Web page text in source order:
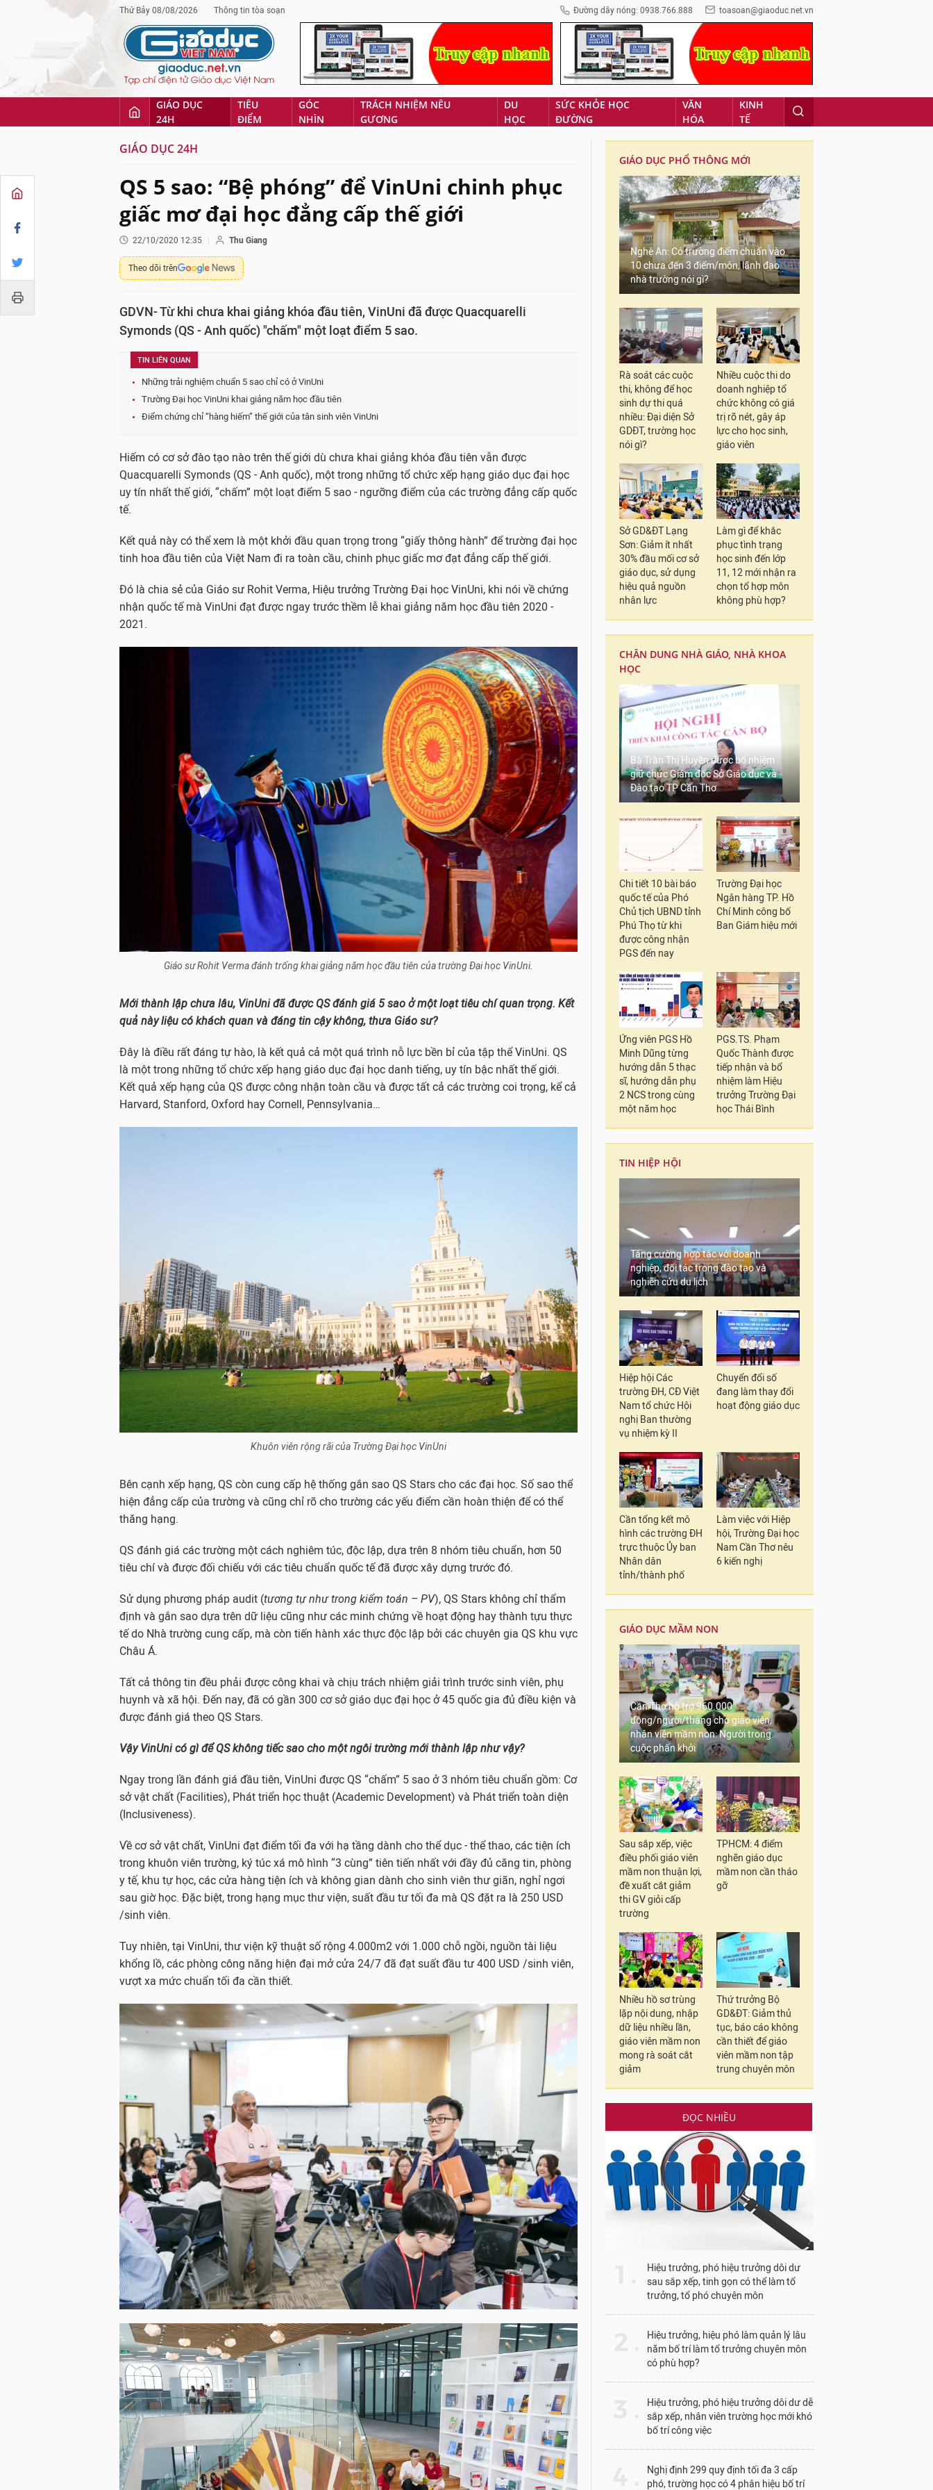
Thứ Bảy 08/08/2026 Thông tin tòa soạn Đường dây nóng: 0938.766.888 toasoan@giaoduc.net.vn
GIÁO DỤC
24H
TIÊU
ĐIỂM
GÓC
NHÌN
TRÁCH NHIỆM NÊU
GƯƠNG
DU
HỌC
SỨC KHỎE HỌC
ĐƯỜNG
VĂN
HÓA
KINH
TẾ
GIÁO DỤC 24H
QS 5 sao: “Bệ phóng” để VinUni chinh phục
giấc mơ đại học đẳng cấp thế giới
22/10/2020 12:35 Thu Giang
Theo dõi trên
GDVN- Từ khi chưa khai giảng khóa đầu tiên, VinUni đã được Quacquarelli
Symonds (QS - Anh quốc) "chấm" một loạt điểm 5 sao.
TIN LIÊN QUAN
Những trải nghiệm chuẩn 5 sao chỉ có ở VinUni
Trường Đại học VinUni khai giảng năm học đầu tiên
Điểm chứng chỉ “hàng hiếm” thế giới của tân sinh viên VinUni
Hiếm có cơ sở đào tạo nào trên thế giới dù chưa khai giảng khóa đầu tiên vẫn được
Quacquarelli Symonds (QS - Anh quốc), một trong những tổ chức xếp hạng giáo dục đại học
uy tín nhất thế giới, “chấm” một loạt điểm 5 sao - ngưỡng điểm của các trường đẳng cấp quốc
tế.
Kết quả này có thể xem là một khởi đầu quan trọng trong “giấy thông hành” để trường đại học
tinh hoa đầu tiên của Việt Nam đi ra toàn cầu, chinh phục giấc mơ đạt đẳng cấp thế giới.
Đó là chia sẻ của Giáo sư Rohit Verma, Hiệu trưởng Trường Đại học VinUni, khi nói về chứng
nhận quốc tế mà VinUni đạt được ngay trước thềm lễ khai giảng năm học đầu tiên 2020 -
2021.
Giáo sư Rohit Verma đánh trống khai giảng năm học đầu tiên của trường Đại học VinUni.
Mới thành lập chưa lâu, VinUni đã được QS đánh giá 5 sao ở một loạt tiêu chí quan trọng. Kết
quả này liệu có khách quan và đáng tin cậy không, thưa Giáo sư?
Đây là điều rất đáng tự hào, là kết quả cả một quá trình nỗ lực bền bỉ của tập thể VinUni. QS
là một trong những tổ chức xếp hạng giáo dục đại học danh tiếng, uy tín bậc nhất thế giới.
Kết quả xếp hạng của QS được công nhận toàn cầu và được tất cả các trường coi trọng, kể cả
Harvard, Stanford, Oxford hay Cornell, Pennsylvania…
Khuôn viên rộng rãi của Trường Đại học VinUni
Bên cạnh xếp hạng, QS còn cung cấp hệ thống gắn sao QS Stars cho các đại học. Số sao thể
hiện đẳng cấp của trường và cũng chỉ rõ cho trường các yếu điểm cần hoàn thiện để có thể
thăng hạng.
QS đánh giá các trường một cách nghiêm túc, độc lập, dựa trên 8 nhóm tiêu chuẩn, hơn 50
tiêu chí và được đối chiếu với các tiêu chuẩn quốc tế đã được xây dựng trước đó.
Sử dụng phương pháp audit (tương tự như trong kiểm toán – PV), QS Stars không chỉ thẩm
định và gắn sao dựa trên dữ liệu cũng như các minh chứng về hoạt động hay thành tựu thực
tế do Nhà trường cung cấp, mà còn tiến hành xác thực độc lập bởi các chuyên gia QS khu vực
Châu Á.
Tất cả thông tin đều phải được công khai và chịu trách nhiệm giải trình trước sinh viên, phụ
huynh và xã hội. Đến nay, đã có gần 300 cơ sở giáo dục đại học ở 45 quốc gia đủ điều kiện và
được đánh giá theo QS Stars.
Vậy VinUni có gì để QS không tiếc sao cho một ngôi trường mới thành lập như vậy?
Ngay trong lần đánh giá đầu tiên, VinUni được QS “chấm” 5 sao ở 3 nhóm tiêu chuẩn gồm: Cơ
sở vật chất (Facilities), Phát triển học thuật (Academic Development) và Phát triển toàn diện
(Inclusiveness).
Về cơ sở vật chất, VinUni đạt điểm tối đa với hạ tầng dành cho thể dục - thể thao, các tiện ích
trong khuôn viên trường, ký túc xá mô hình “3 cùng” tiên tiến nhất với đầy đủ căng tin, phòng
y tế, khu tự học, các cửa hàng tiện ích và không gian dành cho sinh viên thư giãn, nghỉ ngơi
sau giờ học. Đặc biệt, trong hạng mục thư viện, suất đầu tư tối đa mà QS đặt ra là 250 USD
/sinh viên.
Tuy nhiên, tại VinUni, thư viện kỹ thuật số rộng 4.000m2 với 1.000 chỗ ngồi, nguồn tài liệu
khổng lồ, các phòng công năng hiện đại mở cửa 24/7 đã đạt suất đầu tư 400 USD /sinh viên,
vượt xa mức chuẩn tối đa cần thiết.
GIÁO DỤC PHỔ THÔNG MỚI
Nghệ An: Có trường điểm chuẩn vào
10 chưa đến 3 điểm/môn, lãnh đạo
nhà trường nói gì?
Rà soát các cuộc
thi, không để học
sinh dự thi quá
nhiều: Đại diện Sở
GDĐT, trường học
nói gì?
Nhiều cuộc thi do
doanh nghiệp tổ
chức không có giá
trị rõ nét, gây áp
lực cho học sinh,
giáo viên
Sở GD&ĐT Lạng
Sơn: Giảm ít nhất
30% đầu mối cơ sở
giáo dục, sử dụng
hiệu quả nguồn
nhân lực
Làm gì để khắc
phục tình trạng
học sinh đến lớp
11, 12 mới nhận ra
chọn tổ hợp môn
không phù hợp?
CHÂN DUNG NHÀ GIÁO, NHÀ KHOA
HỌC
Bà Trần Thị Huyền được bổ nhiệm
giữ chức Giám đốc Sở Giáo dục và
Đào tạo TP Cần Thơ
Chi tiết 10 bài báo
quốc tế của Phó
Chủ tịch UBND tỉnh
Phú Thọ từ khi
được công nhận
PGS đến nay
Trường Đại học
Ngân hàng TP. Hồ
Chí Minh công bố
Ban Giám hiệu mới
Ứng viên PGS Hồ
Minh Dũng từng
hướng dẫn 5 thạc
sĩ, hướng dẫn phụ
2 NCS trong cùng
một năm học
PGS.TS. Phạm
Quốc Thành được
tiếp nhận và bổ
nhiệm làm Hiệu
trưởng Trường Đại
học Thái Bình
TIN HIỆP HỘI
Tăng cường hợp tác với doanh
nghiệp, đối tác trong đào tạo và
nghiên cứu du lịch
Hiệp hội Các
trường ĐH, CĐ Việt
Nam tổ chức Hội
nghị Ban thường
vụ nhiệm kỳ II
Chuyển đổi số
đang làm thay đổi
hoạt động giáo dục
Cần tổng kết mô
hình các trường ĐH
trực thuộc Ủy ban
Nhân dân
tỉnh/thành phố
Làm việc với Hiệp
hội, Trường Đại học
Nam Cần Thơ nêu
6 kiến nghị
GIÁO DỤC MẦM NON
Cần Thơ hỗ trợ 960.000
đồng/người/tháng cho giáo viên,
nhân viên mầm non: Người trong
cuộc phấn khởi
Sau sắp xếp, việc
điều phối giáo viên
mầm non thuận lợi,
đề xuất cắt giảm
thi GV giỏi cấp
trường
TPHCM: 4 điểm
nghẽn giáo dục
mầm non cần tháo
gỡ
Nhiều hồ sơ trùng
lặp nội dung, nhập
dữ liệu nhiều lần,
giáo viên mầm non
mong rà soát cắt
giảm
Thứ trưởng Bộ
GD&ĐT: Giảm thủ
tục, báo cáo không
cần thiết để giáo
viên mầm non tập
trung chuyên môn
ĐỌC NHIỀU
Hiệu trưởng, phó hiệu trưởng dôi dư
sau sắp xếp, tinh gọn có thể làm tổ
trưởng, tổ phó chuyên môn
Hiệu trưởng, hiệu phó làm quản lý lâu
năm bố trí làm tổ trưởng chuyên môn
có phù hợp?
Hiệu trưởng, phó hiệu trưởng dôi dư dễ
sắp xếp, nhân viên trường học mới khó
bố trí công việc
Nghị định 299 quy định tối đa 3 cấp
phó, trường học có 4 phân hiệu bố trí